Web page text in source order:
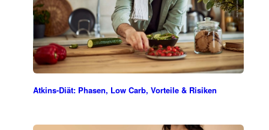
Atkins-Diät: Phasen, Low Carb, Vorteile & Risiken